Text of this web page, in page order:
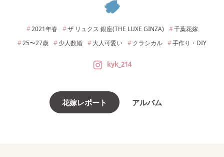
2021年春 ザ リュクス 銀座(THE LUXE GINZA) 千葉花嫁
25〜27歳 少人数婚 大人可愛い クラシカル 手作り・DIY
kyk_214
花嫁レポート アルバム